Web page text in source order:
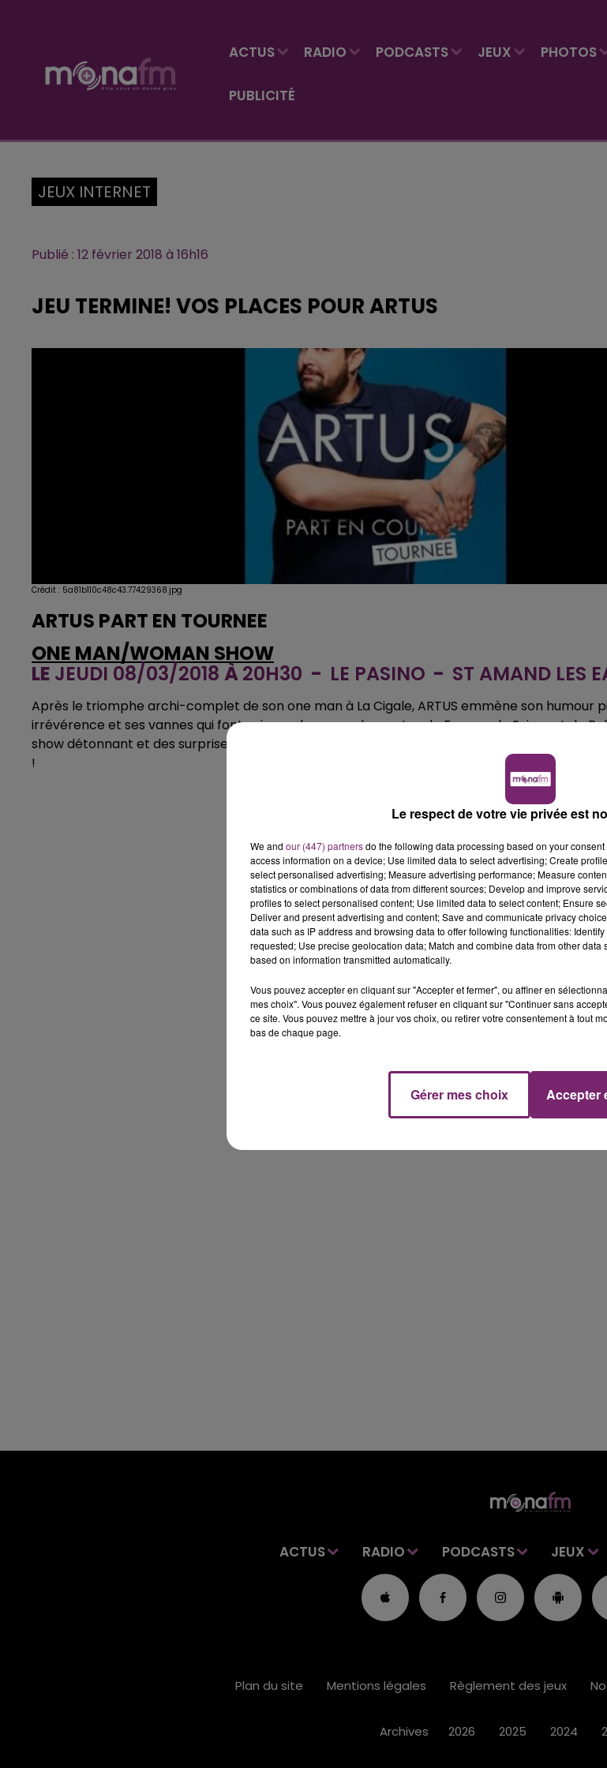
ACTUS RADIO PODCASTS JEUX PHOTOS
PUBLICITÉ
JEUX INTERNET
Publié : 12 février 2018 à 16h16
JEU TERMINE! VOS PLACES POUR ARTUS
Crédit : 5a81b110c48c43.77429368.jpg
ARTUS PART EN TOURNEE
ONE MAN/WOMAN SHOW
LE JEUDI 08/03/2018 À20H30 - LE PASINO - ST AMAND LES
Après le triomphe archi-complet de son one man à La Cigale, ARTUS emmène son humour
irrévérence et ses vannes qui font saigner du nez sur les routes de France, de Suisse et de
show détonnant et des surprises décapantes. Bref, plus que jamais, ARTUS s’emballe et part
!
ACTUS RADIO PODCASTS JEUX
Plan du site Mentions légales Règlement des jeux
Archives 2026 2025 2024
Le respect de votre vie privée est
We and our (447) partnersdo the following data processing based on your
access information on a device; Use limited data to select advertising; Create
select personalised advertising; Measure advertising performance; Measure
statistics or combinations of data from different sources; Develop and improve
profiles to select personalised content; Use limited data to select content; Ensure
Deliver and present advertising and content; Save and communicate privacy
data such as IP address and browsing data to offer following functionalities:
requested; Use precise geolocation data; Match and combine data from other
based on information transmitted automatically.
Vous pouvez accepter en cliquant sur "Accepter et fermer", ou affiner en
mes choix". Vous pouvez également refuser en cliquant sur "Continuer sans
ce site. Vous pouvez mettre à jour vos choix, ou retirer votre consentement à tout
bas de chaque page.
Gérer mes choix Accepter